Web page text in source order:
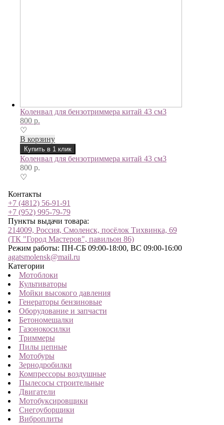
Коленвал для бензотриммера китай 43 см3
800 р.
♡
В корзину
Купить в 1 клик
Коленвал для бензотриммера китай 43 см3
800 р.
♡
Контакты
+7 (4812) 56-91-91
+7 (952) 995-79-79
Пункты выдачи товара:
214009, Россия, Смоленск, посёлок Тихвинка, 69
(ТК "Город Мастеров", павильон 86)
Режим работы: ПН-СБ 09:00-18:00, ВС 09:00-16:00
agatsmolensk@mail.ru
Категории
Мотоблоки
Культиваторы
Мойки высокого давления
Генераторы бензиновые
Оборудование и запчасти
Бетономешалки
Газонокосилки
Триммеры
Пилы цепные
Мотобуры
Зернодробилки
Компрессоры воздушные
Пылесосы строительные
Двигатели
Мотобуксировщики
Снегоуборщики
Виброплиты